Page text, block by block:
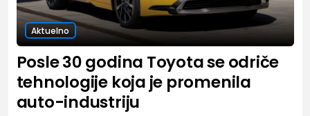
Aktuelno
Posle 30 godina Toyota se odriče
tehnologije koja je promenila
auto-industriju